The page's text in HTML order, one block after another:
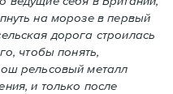
на морозе в первый
дорога строилась
чтобы понять,
рельсовый металл
и только после